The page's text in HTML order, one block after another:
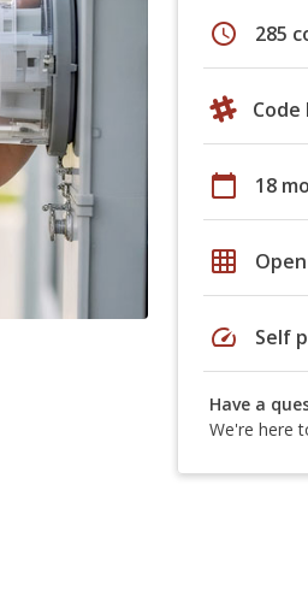
schedule 285
Code
calendar_today 18
grid_on
speed Self
Have a
We're here